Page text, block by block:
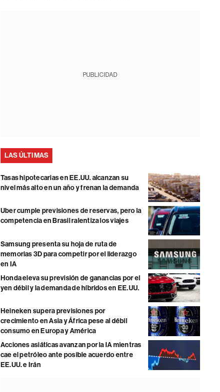
PUBLICIDAD
LAS ÚLTIMAS
Tasas hipotecarias en EE.UU. alcanzan su
nivel más alto en un año y frenan la demanda
Uber cumple previsiones de reservas, pero la
competencia en Brasil ralentiza los viajes
Samsung presenta su hoja de ruta de
memorias 3D para competir por el liderazgo
en IA
Honda eleva su previsión de ganancias por el
yen débil y la demanda de híbridos en EE.UU.
Heineken supera previsiones por
crecimiento en Asia y África pese al débil
consumo en Europa y América
Acciones asiáticas avanzan por la IA mientras
cae el petróleo ante posible acuerdo entre
EE.UU. e Irán